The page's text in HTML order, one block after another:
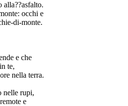
alla??asfalto.
occhi e
di-monte.
e che
te,
nella terra.
nelle rupi,
e